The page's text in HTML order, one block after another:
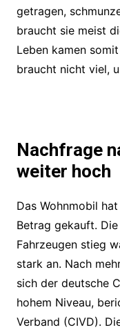
getragen,
braucht sie meist
Leben kamen
braucht nicht viel,
Nachfrage
weiter hoch
Das Wohnmobil
Betrag gekauft.
Fahrzeugen stieg
stark an. Nach
sich der deutsche
hohem Niveau,
Verband (CIVD).